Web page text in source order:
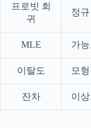
프로빗 회
귀
정
MLE 가
이탈도 모
잔차 이